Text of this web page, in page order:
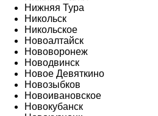
Нижняя Тура
Никольск
Никольское
Новоалтайск
Нововоронеж
Новодвинск
Новое Девяткино
Новозыбков
Новоивановское
Новокубанск